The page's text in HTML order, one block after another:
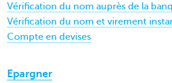
Vérification du nom auprès de la
Vérification du nom et virement
Compte en devises
Epargner